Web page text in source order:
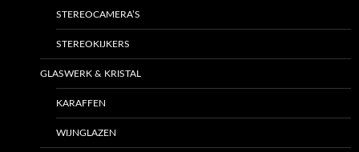
STEREOCAMERA’S
STEREOKIJKERS
GLASWERK & KRISTAL
KARAFFEN
WIJNGLAZEN